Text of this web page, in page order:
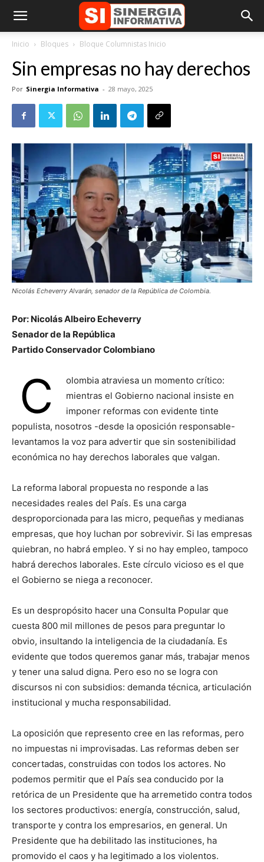
Inicio Bloques Bloque Columnistas Inicio
Sin empresas no hay derechos
Por Sinergia Informativa - 28 mayo, 2025
Nicolás Echeverry Alvarán, senador de la República de Colombia.
Por: Nicolás Albeiro Echeverry
Senador de la República
Partido Conservador Colombiano
C
olombia atraviesa un momento crítico:
mientras el Gobierno nacional insiste en
imponer reformas con evidente tinte
populista, nosotros -desde la oposición responsable-
levantamos la voz para advertir que sin sostenibilidad
económica no hay derechos laborales que valgan.
La reforma laboral propuesta no responde a las
necesidades reales del País. Es una carga
desproporcionada para las micro, pequeñas y medianas
empresas, que hoy luchan por sobrevivir. Si las empresas
quiebran, no habrá empleo. Y si no hay empleo, tampoco
habrá derechos laborales. Este círculo vicioso es el que
el Gobierno se niega a reconocer.
Es un despropósito hacer una Consulta Popular que
cuesta 800 mil millones de pesos para preguntar lo
obvio, insultando la inteligencia de la ciudadanía. Es
evidente que todos queremos ganar más, trabajar menos
y tener una salud digna. Pero eso no se logra con
discursos ni con subsidios: demanda técnica, articulación
institucional y mucha responsabilidad.
La oposición que represento cree en las reformas, pero
no impuestas ni improvisadas. Las reformas deben ser
concertadas, construidas con todos los actores. No
podemos permitir que el País sea conducido por la
retórica de un Presidente que ha arremetido contra todos
los sectores productivos: energía, construcción, salud,
transporte y contra los empresarios, en general. Un
Presidente que ha debilitado las instituciones, ha
promovido el caos y ha legitimado a los violentos.